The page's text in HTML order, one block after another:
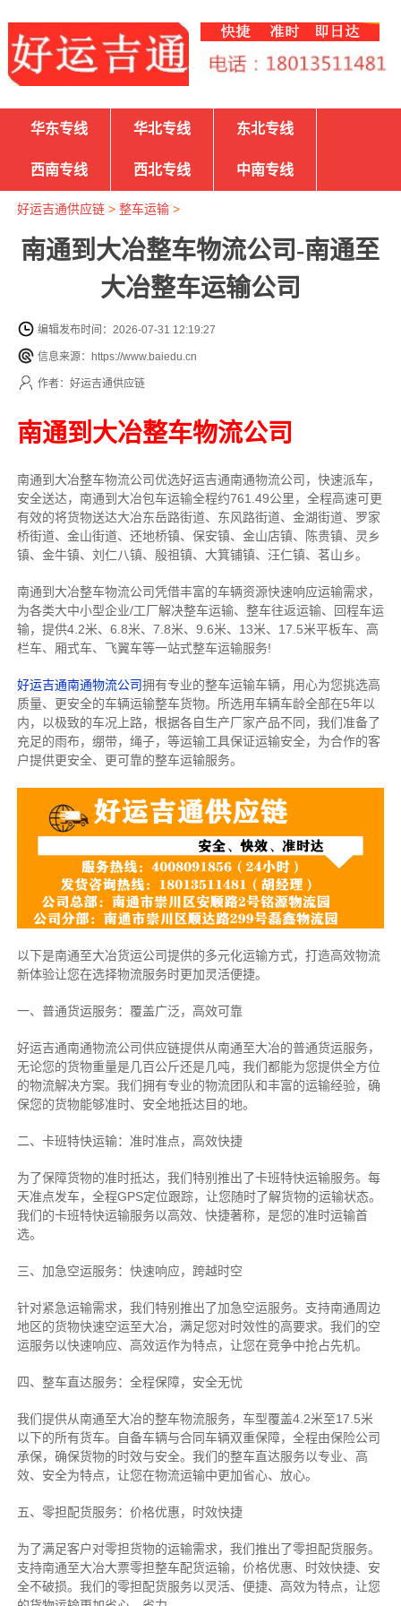
华东专线 华北专线 东北专线
西南专线 西北专线 中南专线
好运吉通供应链> 整车运输>
南通到大冶整车物流公司-南通至
大冶整车运输公司
编辑发布时间：2026-07-31 12:19:27
信息来源：https://www.baiedu.cn
作者：好运吉通供应链
南通到大冶整车物流公司
南通到大冶整车物流公司优选好运吉通南通物流公司，快速派车，
安全送达，南通到大冶包车运输全程约761.49公里，全程高速可更
有效的将货物送达大冶东岳路街道、东风路街道、金湖街道、罗家
桥街道、金山街道、还地桥镇、保安镇、金山店镇、陈贵镇、灵乡
镇、金牛镇、刘仁八镇、殷祖镇、大箕铺镇、汪仁镇、茗山乡。
南通到大冶整车物流公司凭借丰富的车辆资源快速响应运输需求，
为各类大中小型企业/工厂解决整车运输、整车往返运输、回程车运
输， 提供4.2米、6.8米、7.8米、9.6米、13米、17.5米平板车、高
栏车、厢式车、飞翼车等一站式整车运输服务!
好运吉通南通物流公司拥有专业的整车运输车辆，用心为您挑选高
质量、更安全的车辆运输整车货物。所选用车辆车龄全部在5年以
内，以极致的车况上路，根据各自生产厂家产品不同，我们准备了
充足的雨布，绷带，绳子，等运输工具保证运输安全，为合作的客
户提供更安全、更可靠的整车运输服务。
以下是南通至大冶货运公司提供的多元化运输方式，打造高效物流
新体验让您在选择物流服务时更加灵活便捷。
一、普通货运服务：覆盖广泛，高效可靠
好运吉通南通物流公司供应链提供从南通至大冶的普通货运服务，
无论您的货物重量是几百公斤还是几吨，我们都能为您提供全方位
的物流解决方案。我们拥有专业的物流团队和丰富的运输经验，确
保您的货物能够准时、安全地抵达目的地。
二、卡班特快运输：准时准点，高效快捷
为了保障货物的准时抵达，我们特别推出了卡班特快运输服务。每
天准点发车，全程GPS定位跟踪，让您随时了解货物的运输状态。
我们的卡班特快运输服务以高效、快捷著称，是您的准时运输首
选。
三、加急空运服务：快速响应，跨越时空
针对紧急运输需求，我们特别推出了加急空运服务。支持南通周边
地区的货物快速空运至大冶，满足您对时效性的高要求。我们的空
运服务以快速响应、高效运作为特点，让您在竞争中抢占先机。
四、整车直达服务：全程保障，安全无忧
我们提供从南通至大冶的整车物流服务，车型覆盖4.2米至17.5米
以下的所有货车。自备车辆与合同车辆双重保障，全程由保险公司
承保，确保货物的时效与安全。我们的整车直达服务以专业、高
效、安全为特点，让您在物流运输中更加省心、放心。
五、零担配货服务：价格优惠，时效快捷
为了满足客户对零担货物的运输需求，我们推出了零担配货服务。
支持南通至大冶大票零担整车配货运输，价格优惠、时效快捷、安
全不破损。我们的零担配货服务以灵活、便捷、高效为特点，让您